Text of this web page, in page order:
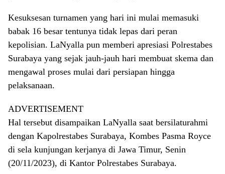
Kesuksesan turnamen yang hari ini mulai memasuki
babak 16 besar tentunya tidak lepas dari peran
kepolisian. LaNyalla pun memberi apresiasi Polrestabes
Surabaya yang sejak jauh-jauh hari membuat skema dan
mengawal proses mulai dari persiapan hingga
pelaksanaan.
ADVERTISEMENT
Hal tersebut disampaikan LaNyalla saat bersilaturahmi
dengan Kapolrestabes Surabaya, Kombes Pasma Royce
di sela kunjungan kerjanya di Jawa Timur, Senin
(20/11/2023), di Kantor Polrestabes Surabaya.